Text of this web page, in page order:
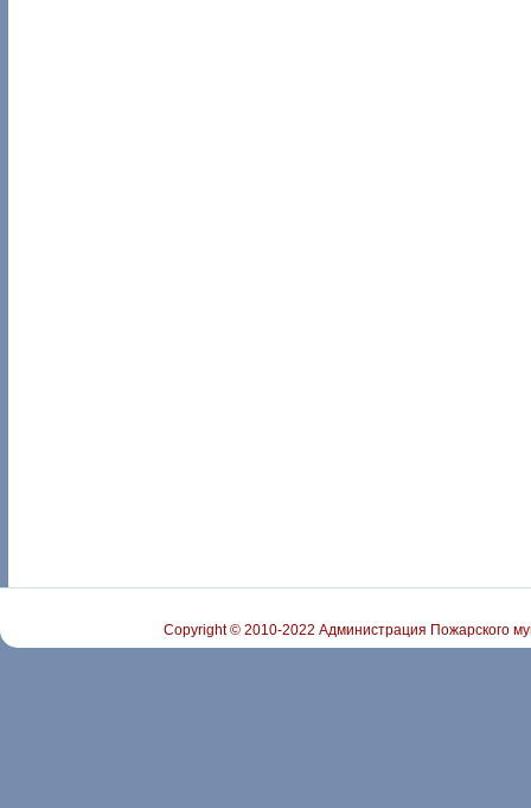
Copyright © 2010-2022 Администрация Пожарского